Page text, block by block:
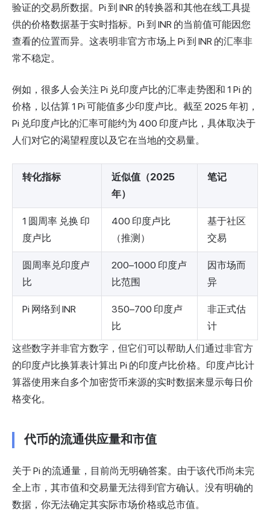
验证的交易所数据。Pi 到 INR 的转换器和其他在线工具提
供的价格数据基于实时指标。Pi 到 INR 的当前值可能因您
查看的位置而异。这表明非官方市场上 Pi 到 INR 的汇率非
常不稳定。
例如，很多人会关注 Pi 兑印度卢比的汇率走势图和 1 Pi 的
价格，以估算 1 Pi 可能值多少印度卢比。截至 2025 年初，
Pi 兑印度卢比的汇率可能约为 400 印度卢比，具体取决于
人们对它的渴望程度以及它在当地的交易量。
转化指标
近似值（2025
年）
笔记
1 圆周率 兑换 印
度卢比
400 印度卢比
（推测）
基于社区
交易
圆周率兑印度卢
比
200–1000 印度卢
比范围
因市场而
异
Pi 网络到 INR
350–700 印度卢
比
非正式估
计
这些数字并非官方数字，但它们可以帮助人们通过非官方
的印度卢比换算表计算出 Pi 的印度卢比价格。印度卢比计
算器使用来自多个加密货币来源的实时数据来显示每日价
格变化。
代币的流通供应量和市值
关于 Pi 的流通量，目前尚无明确答案。由于该代币尚未完
全上市，其市值和交易量无法得到官方确认。没有明确的
数据，你无法确定其实际市场价格或总市值。